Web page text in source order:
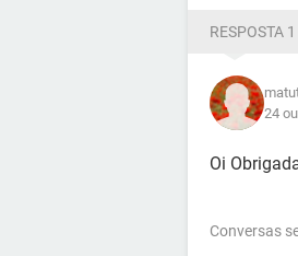
RESPOSTA
24
Oi
Conversas